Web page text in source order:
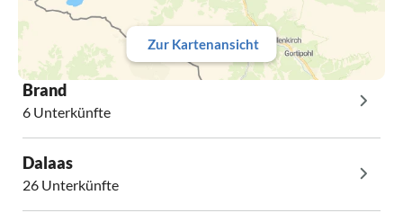
Zur Kartenansicht
Brand
6 Unterkünfte
Dalaas
26 Unterkünfte